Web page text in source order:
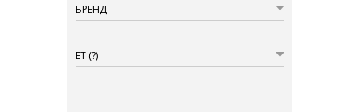
БРЕНД
ET (?)